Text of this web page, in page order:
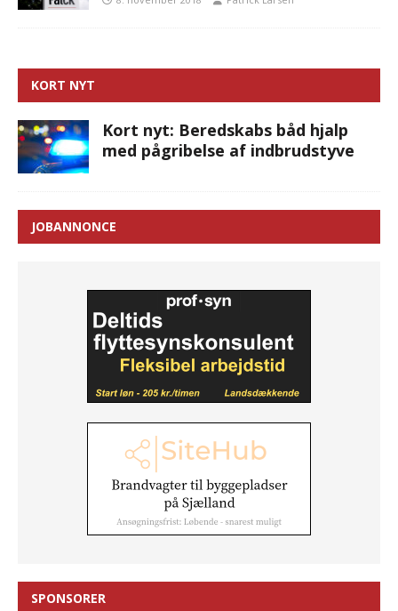
KORT NYT
Kort nyt: Beredskabs båd hjalp
med pågribelse af indbrudstyve
JOBANNONCE
SPONSORER